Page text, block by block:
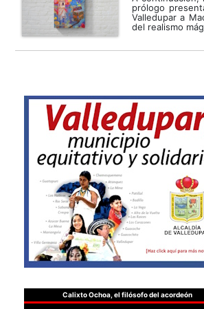
prólogo
Valledupar a
del realismo
Calixto Ochoa, el filósofo del acordeón